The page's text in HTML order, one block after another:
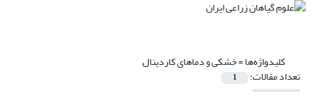
کلیدواژه‌ها =خشکی و دماهای کاردینال
تعداد مقالات: 1